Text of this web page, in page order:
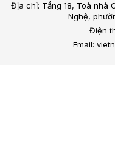
Địa chỉ: Tầng 18, Toà nhà
Nghệ,
Điện
Email: